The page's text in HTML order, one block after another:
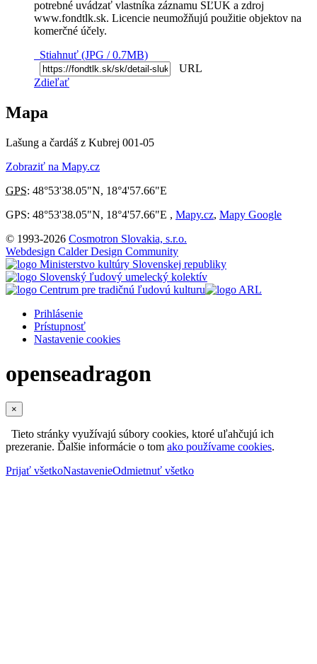
potrebné uvádzať vlastníka záznamu SĽUK a zdroj
www.fondtlk.sk. Licencie neumožňujú použitie objektov na
komerčné účely.
Stiahnuť (JPG / 0.7MB)
URL
Zdieľať
Mapa
Lašung a čardáš z Kubrej 001-05
Zobraziť na Mapy.cz
GPS: 48°53'38.05"N, 18°4'57.66"E
GPS: 48°53'38.05"N, 18°4'57.66"E , Mapy.cz, Mapy Google
© 1993-2026 Cosmotron Slovakia, s.r.o.
Webdesign Calder Design Community
Prihlásenie
Prístupnosť
Nastavenie cookies
openseadragon
×
Tieto stránky využívajú súbory cookies, ktoré uľahčujú ich
prezeranie. Ďalšie informácie o tom ako používame cookies.
Prijať všetkoNastavenieOdmietnuť všetko